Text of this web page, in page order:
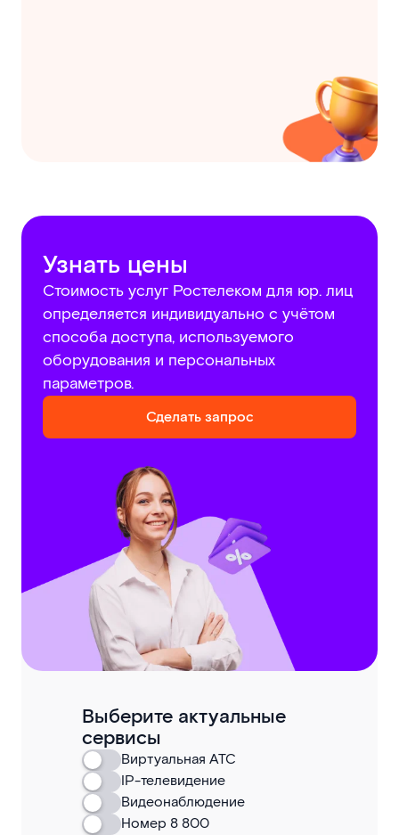
Узнать цены
Стоимость услуг Ростелеком для юр. лиц
определяется индивидуально с учётом
способа доступа, используемого
оборудования и персональных
параметров.
Сделать запрос
Выберите актуальные
сервисы
Виртуальная АТС
IP-телевидение
Видеонаблюдение
Номер 8 800